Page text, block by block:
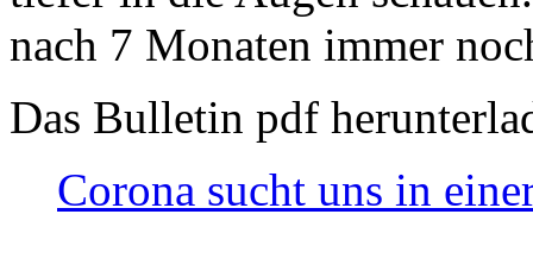
nach 7 Monaten immer
Das Bulletin pdf
Corona sucht uns in